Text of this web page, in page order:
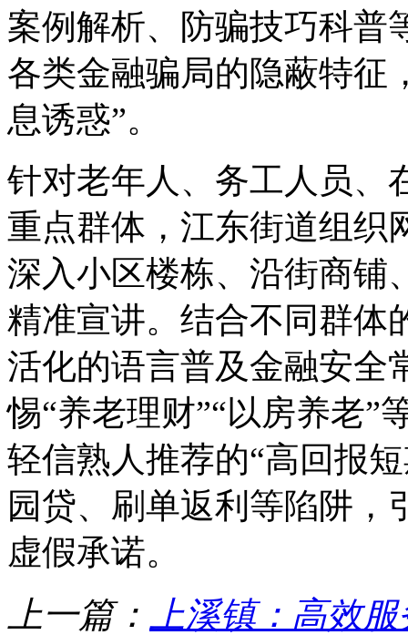
案例解析、防骗技巧科普
各类金融骗局的隐蔽特征
息诱惑”。
针对老年人、务工人员、
重点群体，江东街道组织
深入小区楼栋、沿街商铺
精准宣讲。结合不同群体
活化的语言普及金融安全
惕“养老理财”“以房养老”
轻信熟人推荐的“高回报
园贷、刷单返利等陷阱，
虚假承诺。
上一篇：
上溪镇：高效